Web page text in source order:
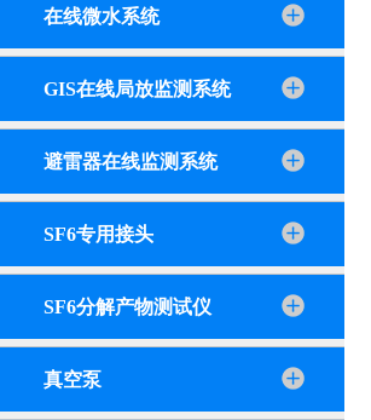
在线微水系统
GIS在线局放监测系统
避雷器在线监测系统
SF6专用接头
SF6分解产物测试仪
真空泵